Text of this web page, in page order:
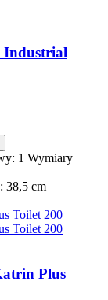
Industrial
1 Wymiary
38,5 cm
Plus